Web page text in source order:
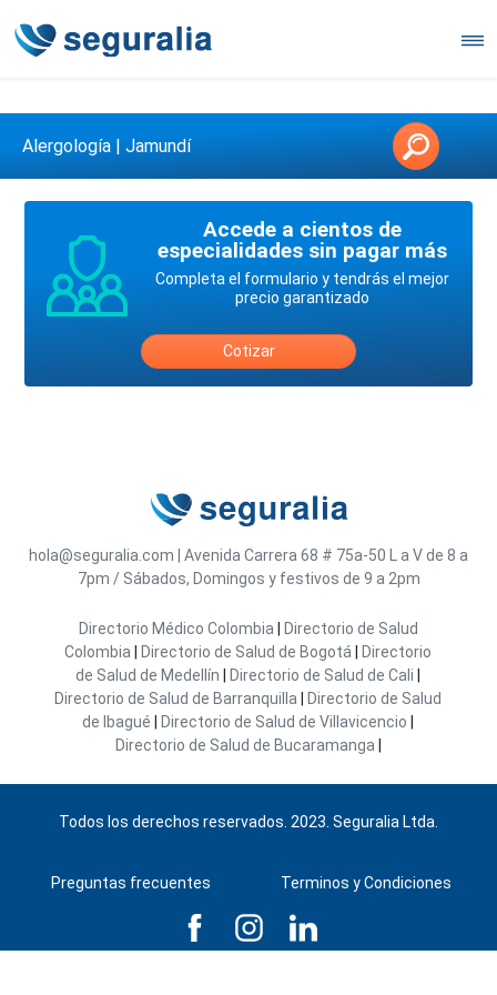
Contáctanos en 3147146006
Alergología | Jamundí
Accede a cientos de
especialidades sin pagar más
Completa el formulario y tendrás el mejor
precio garantizado
Cotizar
hola@seguralia.com Avenida Carrera 68 # 75a-50
L a V de 8 a
7pm / Sábados, Domingos y festivos de 9 a 2pm
Directorio Médico Colombia
Directorio de Salud
Colombia
Directorio de Salud de Bogotá
Directorio
de Salud de Medellín
Directorio de Salud de Cali
Directorio de Salud de Barranquilla
Directorio de Salud
de Ibagué
Directorio de Salud de Villavicencio
Directorio de Salud de Bucaramanga
Todos los derechos reservados. 2023. Seguralia Ltda.
Preguntas frecuentes Terminos y Condiciones